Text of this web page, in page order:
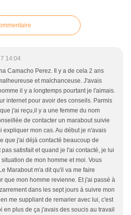
14:04
Camacho Perez. Il y a de cela 2 ans
et malchanceuse. J'avais
il y a longtemps pourtant je l'aimais.
internet pour avoir des conseils. Parmis
j'ai reçu,il y a une femme du nom
de contacter un marabout suivie
expliquer mon cas. Au début je n'avais
que j'ai déjà contacté beaucoup de
satisfait et quand je l'ai contacté, je lui
de mon homme et moi. Vous
Marabout m'a dit qu'il va me faire
que mon homme revienne. Et j'ai passé à
dans les sept jours à suivre mon
me suppliant de remarier avec lui, c'est
en plus de ça j'avais des soucis au travail